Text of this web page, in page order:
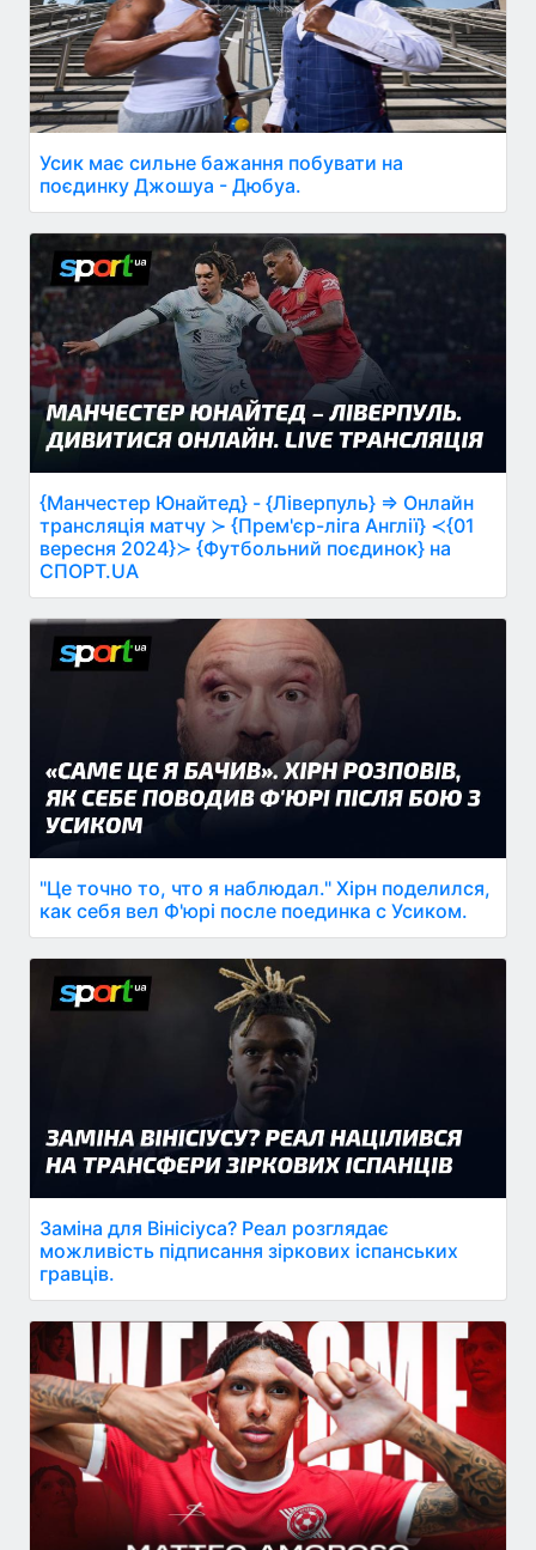
Усик має сильне бажання побувати на
поєдинку Джошуа - Дюбуа.
{Манчестер Юнайтед} - {Ліверпуль} ⇒ Онлайн
трансляція матчу ≻ {Прем'єр-ліга Англії} ≺{01
вересня 2024}≻ {Футбольний поєдинок} на
СПОРТ.UA
"Це точно то, что я наблюдал." Хірн поделился,
как себя вел Ф'юрі после поединка с Усиком.
Заміна для Вінісіуса? Реал розглядає
можливість підписання зіркових іспанських
гравців.